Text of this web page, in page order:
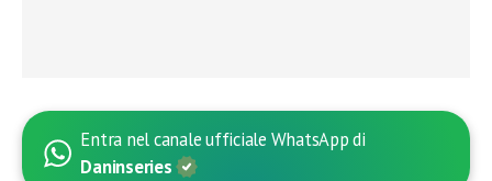
Entra nel canale ufficiale WhatsApp di
Daninseries